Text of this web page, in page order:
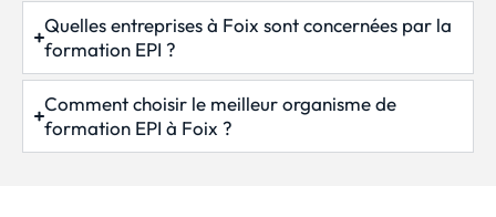
Quelles entreprises à Foix sont concernées par la
formation EPI ?
Comment choisir le meilleur organisme de
formation EPI à Foix ?